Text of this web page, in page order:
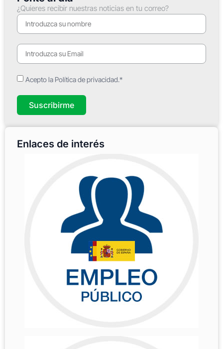
¿Quieres recibir nuestras noticias en tu correo?
Acepto la Política de privacidad.*
Suscribirme
Enlaces de interés